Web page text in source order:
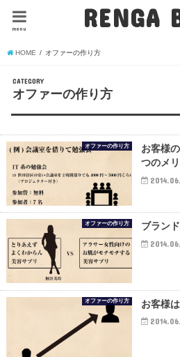
RENGA
menu
HOME オファーの作り方
CATEGORY
オファーの作り方
オファーの作り方
お客様
つのメ
オファーの作り方 ブラン
オファーの作り方 お客様